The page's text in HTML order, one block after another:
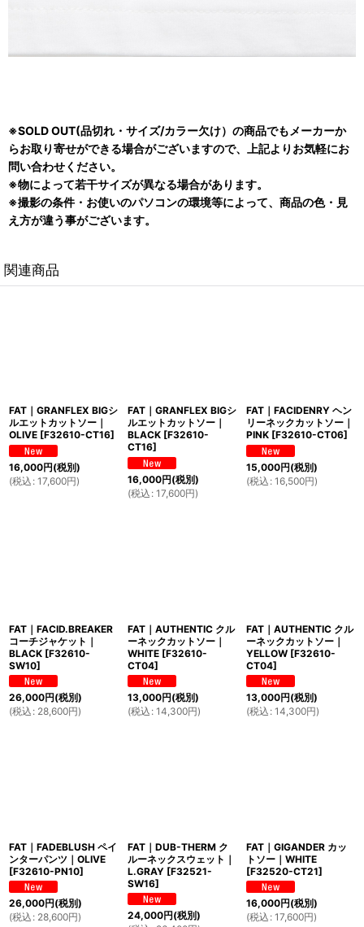
※SOLD OUT(品切れ・サイズ/カラー欠け）の商品でもメーカーか
らお取り寄せができる場合がございますので、上記よりお気軽にお
問い合わせください。
※物によって若干サイズが異なる場合があります。
※撮影の条件・お使いのパソコンの環境等によって、商品の色・見
え方が違う事がございます。
関連商品
FAT｜GRANFLEX BIGシ
ルエットカットソー｜
OLIVE [F32610-CT16]
16,000円(税別)
(税込 : 17,600円)
FAT｜GRANFLEX BIGシ
ルエットカットソー｜
BLACK [F32610-
CT16]
16,000円(税別)
(税込 : 17,600円)
FAT｜FACIDENRY ヘン
リーネックカットソー｜
PINK [F32610-CT06]
15,000円(税別)
(税込 : 16,500円)
FAT｜FACID.BREAKER
コーチジャケット｜
BLACK [F32610-
SW10]
26,000円(税別)
(税込 : 28,600円)
FAT｜AUTHENTIC クル
ーネックカットソー｜
WHITE [F32610-
CT04]
13,000円(税別)
(税込 : 14,300円)
FAT｜AUTHENTIC クル
ーネックカットソー｜
YELLOW [F32610-
CT04]
13,000円(税別)
(税込 : 14,300円)
FAT｜FADEBLUSH ペイ
ンターパンツ｜OLIVE
[F32610-PN10]
26,000円(税別)
(税込 : 28,600円)
FAT｜DUB-THERM ク
ルーネックスウェット｜
L.GRAY [F32521-
SW16]
24,000円(税別)
FAT｜GIGANDER カッ
トソー｜WHITE
[F32520-CT21]
16,000円(税別)
(税込 : 17,600円)